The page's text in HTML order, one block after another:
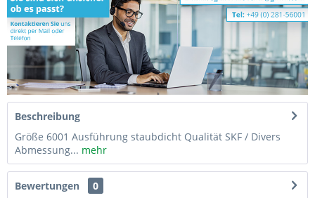
Beschreibung
Größe 6001 Ausführung staubdicht Qualität SKF / Divers
Abmessung... mehr
Bewertungen
0